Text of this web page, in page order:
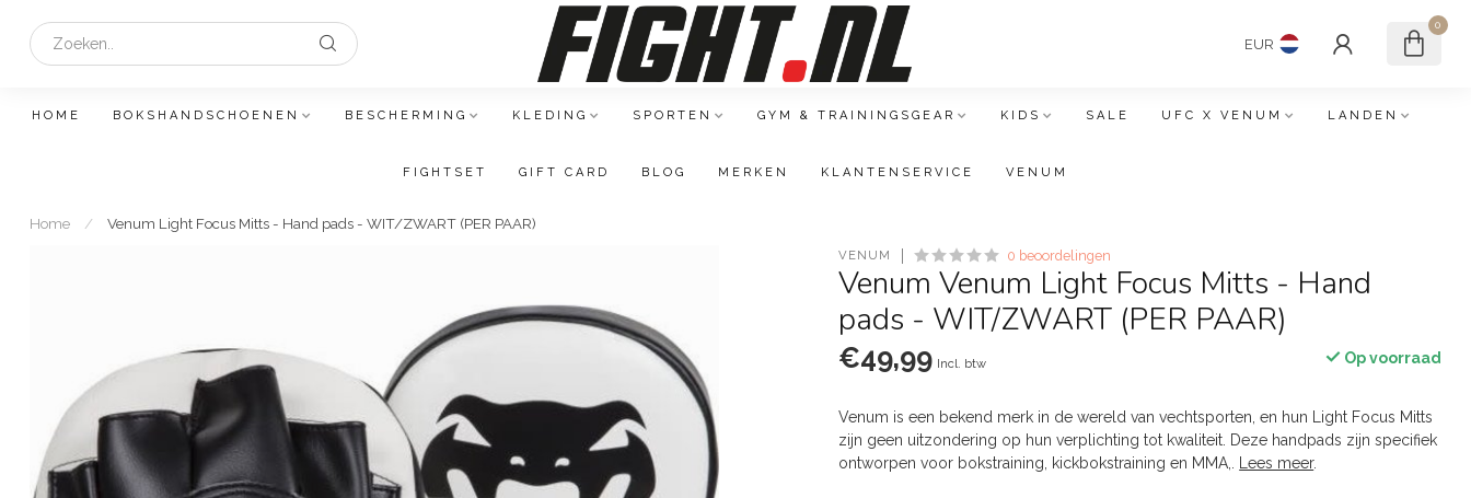
EUR
0
HOME BOKSHANDSCHOENEN BESCHERMING KLEDING SPORTEN GYM & TRAININGSGEAR KIDS SALE UFC X VENUM LANDEN
FIGHTSET GIFT CARD BLOG MERKEN KLANTENSERVICE VENUM
Home / Venum Light Focus Mitts - Hand pads - WIT/ZWART (PER PAAR)
VENUM 0 beoordelingen
Venum Venum Light Focus Mitts - Hand
pads - WIT/ZWART (PER PAAR)
€49,99 Incl. btw Op voorraad
Venum is een bekend merk in de wereld van vechtsporten, en hun Light Focus Mitts
zijn geen uitzondering op hun verplichting tot kwaliteit. Deze handpads zijn specifiek
ontworpen voor bokstraining, kickbokstraining en MMA,.
Lees meer.